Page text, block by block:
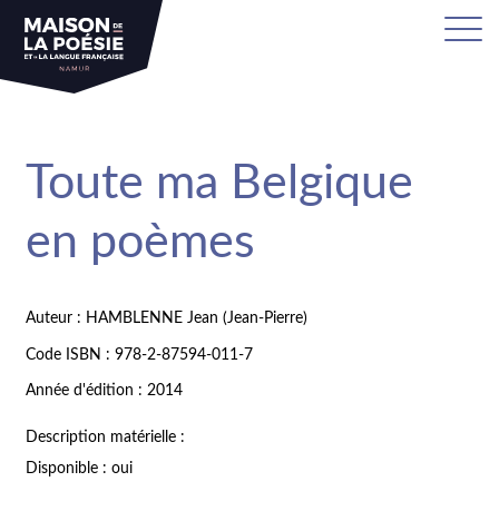
Toute ma Belgique
en poèmes
Auteur : HAMBLENNE Jean (Jean-Pierre)
Code ISBN : 978-2-87594-011-7
Année d'édition : 2014
Description matérielle :
Disponible : oui